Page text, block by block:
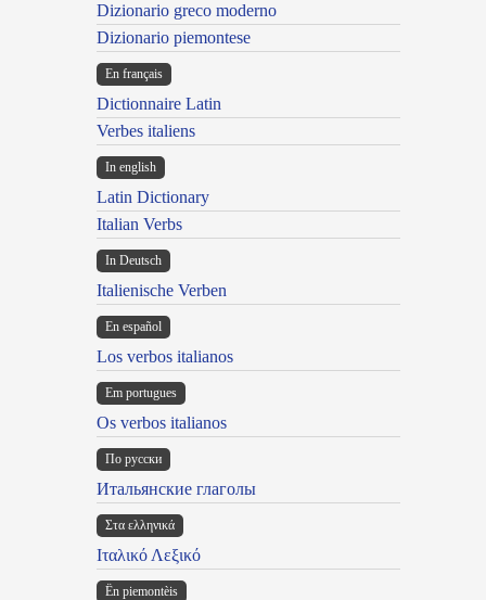
Dizionario greco moderno
Dizionario piemontese
En français
Dictionnaire Latin
Verbes italiens
In english
Latin Dictionary
Italian Verbs
In Deutsch
Italienische Verben
En español
Los verbos italianos
Em portugues
Os verbos italianos
По русски
Итальянские глаголы
Στα ελληνικά
Ιταλικό Λεξικό
Ën piemontèis